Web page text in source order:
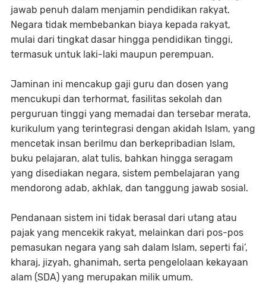
jawab penuh dalam menjamin pendidikan rakyat.
Negara tidak membebankan biaya kepada rakyat,
mulai dari tingkat dasar hingga pendidikan tinggi,
termasuk untuk laki-laki maupun perempuan.
Jaminan ini mencakup gaji guru dan dosen yang
mencukupi dan terhormat, fasilitas sekolah dan
perguruan tinggi yang memadai dan tersebar merata,
kurikulum yang terintegrasi dengan akidah Islam, yang
mencetak insan berilmu dan berkepribadian Islam,
buku pelajaran, alat tulis, bahkan hingga seragam
yang disediakan negara, sistem pembelajaran yang
mendorong adab, akhlak, dan tanggung jawab sosial.
Pendanaan sistem ini tidak berasal dari utang atau
pajak yang mencekik rakyat, melainkan dari pos-pos
pemasukan negara yang sah dalam Islam, seperti fai’,
kharaj, jizyah, ghanimah, serta pengelolaan kekayaan
alam (SDA) yang merupakan milik umum.